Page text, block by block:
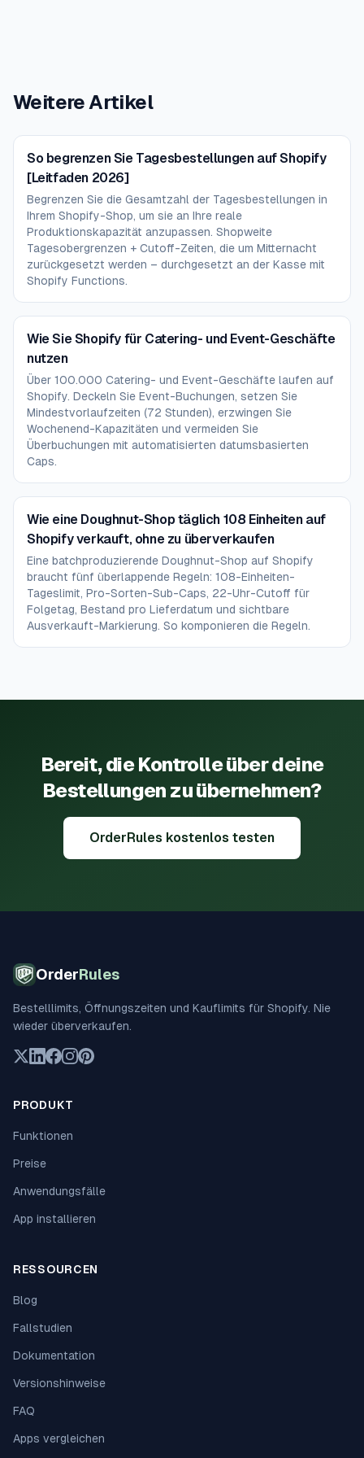
Weitere Artikel
So begrenzen Sie Tagesbestellungen auf Shopify
[Leitfaden 2026]
Begrenzen Sie die Gesamtzahl der Tagesbestellungen in
Ihrem Shopify-Shop, um sie an Ihre reale
Produktionskapazität anzupassen. Shopweite
Tagesobergrenzen + Cutoff-Zeiten, die um Mitternacht
zurückgesetzt werden – durchgesetzt an der Kasse mit
Shopify Functions.
Wie Sie Shopify für Catering- und Event-Geschäfte
nutzen
Über 100.000 Catering- und Event-Geschäfte laufen auf
Shopify. Deckeln Sie Event-Buchungen, setzen Sie
Mindestvorlaufzeiten (72 Stunden), erzwingen Sie
Wochenend-Kapazitäten und vermeiden Sie
Überbuchungen mit automatisierten datumsbasierten
Caps.
Wie eine Doughnut-Shop täglich 108 Einheiten auf
Shopify verkauft, ohne zu überverkaufen
Eine batchproduzierende Doughnut-Shop auf Shopify
braucht fünf überlappende Regeln: 108-Einheiten-
Tageslimit, Pro-Sorten-Sub-Caps, 22-Uhr-Cutoff für
Folgetag, Bestand pro Lieferdatum und sichtbare
Ausverkauft-Markierung. So komponieren die Regeln.
Bereit, die Kontrolle über deine
Bestellungen zu übernehmen?
OrderRules kostenlos testen
OrderRules
Bestelllimits, Öffnungszeiten und Kauflimits für Shopify. Nie
wieder überverkaufen.
PRODUKT
Funktionen
Preise
Anwendungsfälle
App installieren
RESSOURCEN
Blog
Fallstudien
Dokumentation
Versionshinweise
FAQ
Apps vergleichen